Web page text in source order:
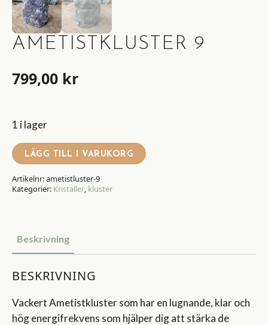
AMETISTKLUSTER 9
799,00 kr
1 i lager
LÄGG TILL I VARUKORG
Artikelnr:ametistluster-9
Kategorier: Kristaller, kluster
Beskrivning
BESKRIVNING
Vackert Ametistkluster som har en lugnande, klar och
hög energifrekvens som hjälper dig att stärka de